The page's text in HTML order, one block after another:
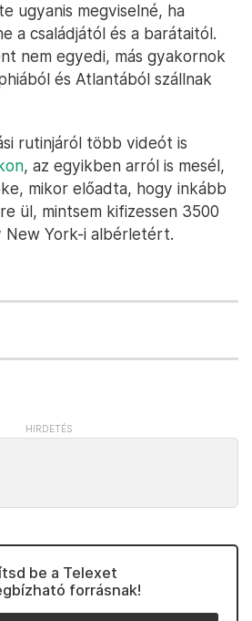
ugyanis megviselné, ha
a családjától és a barátaitól.
nem egyedi, más gyakornok
és Atlantából szállnak
rutinjáról több videót is
, az egyikben arról is mesél,
mikor előadta, hogy inkább
ül, mintsem kifizessen 3500
York-i albérletért.
be a Telexet
forrásnak!